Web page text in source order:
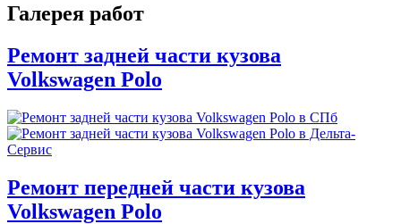
Галерея работ
Ремонт задней части кузова
Volkswagen Polo
Ремонт передней части кузова
Volkswagen Polo